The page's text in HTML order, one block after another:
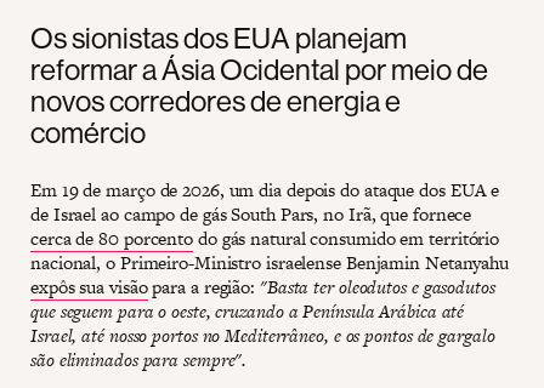
Os sionistas dos EUA planejam
reformar a Ásia Ocidental por meio de
novos corredores de energia e
comércio
Em 19 de março de 2026, um dia depois do ataque dos EUA e
de Israel ao campo de gás South Pars, no Irã, que fornece
cerca de 80 porcentodo gás natural consumido em território
nacional, o Primeiro-Ministro israelense Benjamin Netanyahu
expôs sua visãopara a região: "Basta ter oleodutos e gasodutos
que seguem para o oeste, cruzando a Península Arábica até
Israel, até nosso portos no Mediterrâneo, e os pontos de gargalo
são eliminados para sempre".